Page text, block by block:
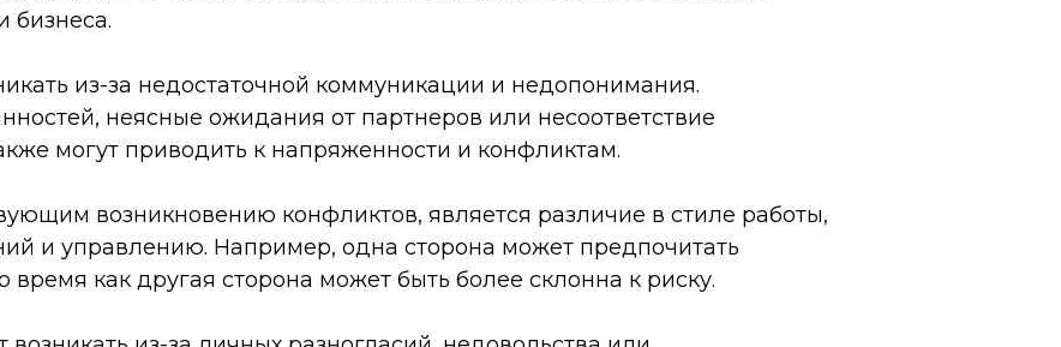
бизнеса.
из-за недостаточной коммуникации и недопонимания.
неясные ожидания от партнеров или несоответствие
могут приводить к напряженности и конфликтам.
возникновению конфликтов, является различие в стиле работы,
и управлению. Например, одна сторона может предпочитать
время как другая сторона может быть более склонна к риску.